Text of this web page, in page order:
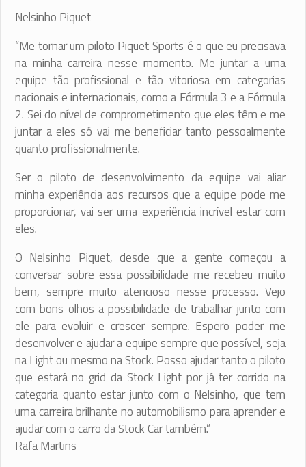
Nelsinho Piquet
“Me tornar um piloto Piquet Sports é o que eu precisava
na minha carreira nesse momento. Me juntar a uma
equipe tão profissional e tão vitoriosa em categorias
nacionais e internacionais, como a Fórmula 3 e a Fórmula
2. Sei do nível de comprometimento que eles têm e me
juntar a eles só vai me beneficiar tanto pessoalmente
quanto profissionalmente.
Ser o piloto de desenvolvimento da equipe vai aliar
minha experiência aos recursos que a equipe pode me
proporcionar, vai ser uma experiência incrível estar com
eles.
O Nelsinho Piquet, desde que a gente começou a
conversar sobre essa possibilidade me recebeu muito
bem, sempre muito atencioso nesse processo. Vejo
com bons olhos a possibilidade de trabalhar junto com
ele para evoluir e crescer sempre. Espero poder me
desenvolver e ajudar a equipe sempre que possível, seja
na Light ou mesmo na Stock. Posso ajudar tanto o piloto
que estará no grid da Stock Light por já ter corrido na
categoria quanto estar junto com o Nelsinho, que tem
uma carreira brilhante no automobilismo para aprender e
ajudar com o carro da Stock Car também.”
Rafa Martins